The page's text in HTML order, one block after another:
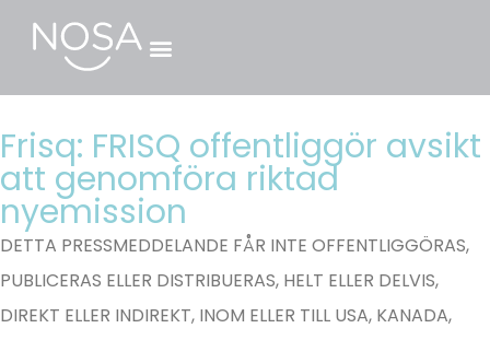
Frisq: FRISQ offentliggör avsikt
att genomföra riktad
nyemission
DETTA PRESSMEDDELANDE FÅR INTE OFFENTLIGGÖRAS,
PUBLICERAS ELLER DISTRIBUERAS, HELT ELLER DELVIS,
DIREKT ELLER INDIREKT, INOM ELLER TILL USA, KANADA,